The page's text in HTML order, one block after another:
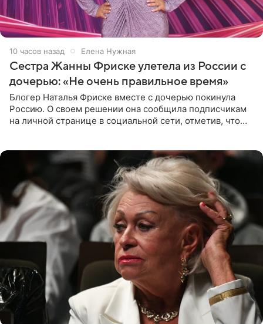
10 часов назад Елена Нужная
Сестра Жанны Фриске улетела из России с
дочерью: «Не очень правильное время»
Блогер Наталья Фриске вместе с дочерью покинула
Россию. О своем решении она сообщила подписчикам
на личной странице в социальной сети, отметив, что